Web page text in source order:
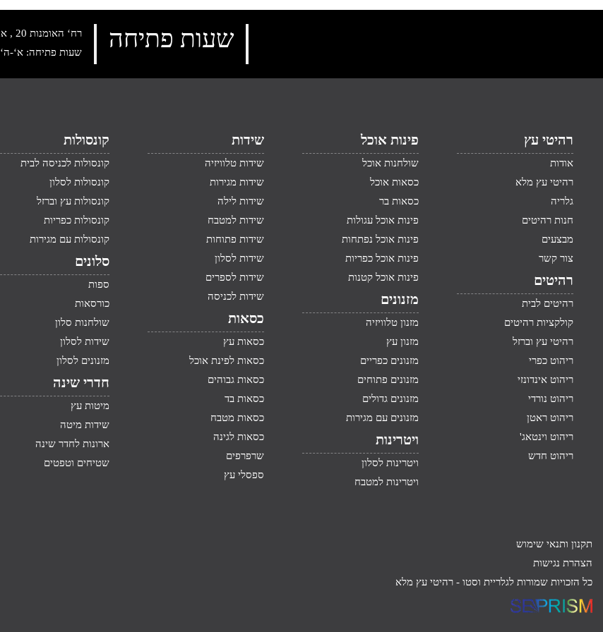
רח‘ האומנות 20 , א.ת חדש נתניה, טלפון:
שעות פתיחה: א‘-ה‘ 10:00-18:00 , שישי: 9:00-14:00
שעות פתיחה
רהיטי עץ
אודות
רהיטי עץ מלא
גלריה
חנות רהיטים
מבצעים
צור קשר
רהיטים
רהיטים לבית
קולקציות רהיטים
רהיטי עץ וברזל
ריהוט כפרי
ריהוט אינדונזי
ריהוט נורדי
ריהוט ראטן
ריהוט וינטאג'
ריהוט חדש
פינות אוכל
שולחנות אוכל
כסאות אוכל
כסאות בר
פינות אוכל עגולות
פינות אוכל נפתחות
פינות אוכל כפריות
פינות אוכל קטנות
מזנונים
מזנון טלוויזיה
מזנון עץ
מזנונים כפריים
מזנונים פתוחים
מזנונים גדולים
מזנונים עם מגירות
ויטרינות
ויטרינות לסלון
ויטרינות למטבח
שידות
שידות טלוויזיה
שידות מגירות
שידות לילה
שידות למטבח
שידות פתוחות
שידות לסלון
שידות לספרים
שידות לכניסה
כסאות
כסאות עץ
כסאות לפינת אוכל
כסאות גבוהים
כסאות בד
כסאות מטבח
כסאות לגינה
שרפרפים
ספסלי עץ
קונסולות
קונסולות לכניסה לבית
קונסולות לסלון
קונסולות עץ וברזל
קונסולות כפריות
קונסולות עם מגירות
סלונים
ספות
כורסאות
שולחנות סלון
שידות לסלון
מזנונים לסלון
חדרי שינה
מיטות עץ
שידות מיטה
ארונות לחדר שינה
שטיחים וטפטים
תקנון ותנאי שימוש
הצהרת נגישות
כל הזכויות שמורות לגלריית וסטו - רהיטי עץ מלא